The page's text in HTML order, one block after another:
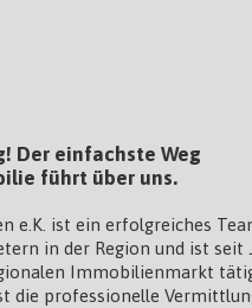
Der einfachste Weg
führt über uns.
e.K. ist ein erfolgreiches
in der Region und ist seit
Immobilienmarkt
die professionelle